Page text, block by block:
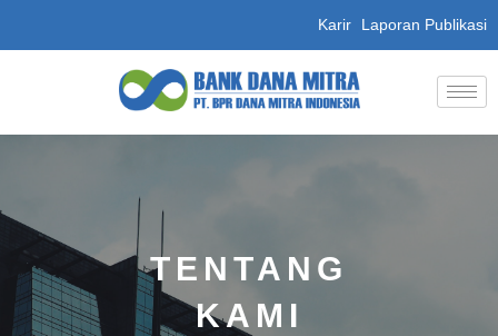
Karir Laporan Publikasi
TENTANG
KAMI